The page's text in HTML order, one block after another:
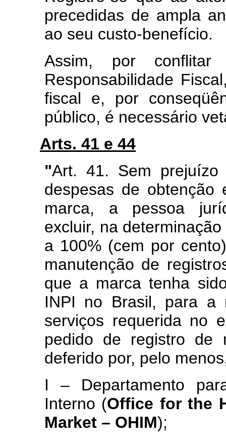
precedidas de ampla
ao seu custo-benefício.
Assim, por
Responsabilidade
fiscal e, por
público, é necessário
Arts. 41 e 44
"Art. 41. Sem prejuízo
despesas de obtenção
marca, a pessoa
excluir, na
a 100% (cem por
manutenção de
que a marca tenha
INPI no Brasil, para a
serviços requerida no
pedido de registro de
deferido por, pelo
I – Departamento
Interno (Office for the
Market – OHIM);